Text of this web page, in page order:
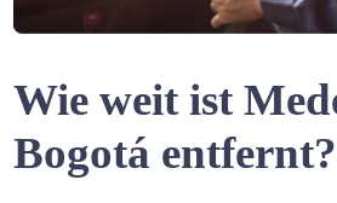
Wie weit ist
Bogotá entfernt?